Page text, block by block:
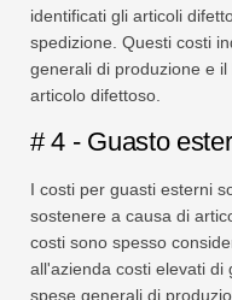
identificati gli articoli
spedizione. Questi costi
generali di produzione e
articolo difettoso.
# 4 - Guasto
I costi per guasti esterni
sostenere a causa di
costi sono spesso
all'azienda costi elevati di
spese generali di